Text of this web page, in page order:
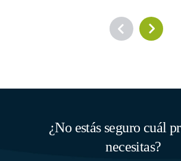
¿No estás seguro cuál
necesitas?